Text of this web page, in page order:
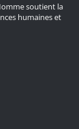
soutient la
humaines et